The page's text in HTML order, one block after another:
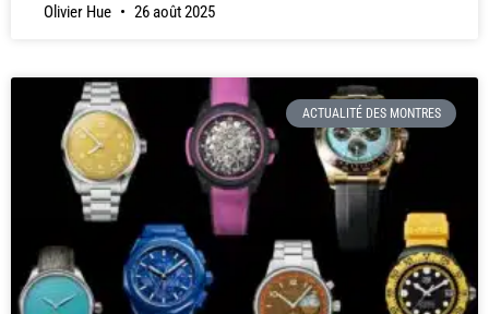
Olivier Hue 26 août 2025
ACTUALITÉ DES MONTRES